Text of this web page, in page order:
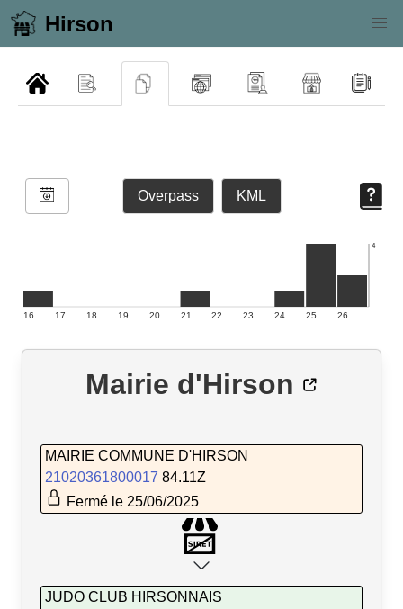
Hirson
Overpass KML
4
16 17 18 19 20 21 22 23 24 25 26
Mairie d'Hirson
MAIRIE COMMUNE D'HIRSON
21020361800017 84.11Z
Fermé le 25/06/2025
JUDO CLUB HIRSONNAIS